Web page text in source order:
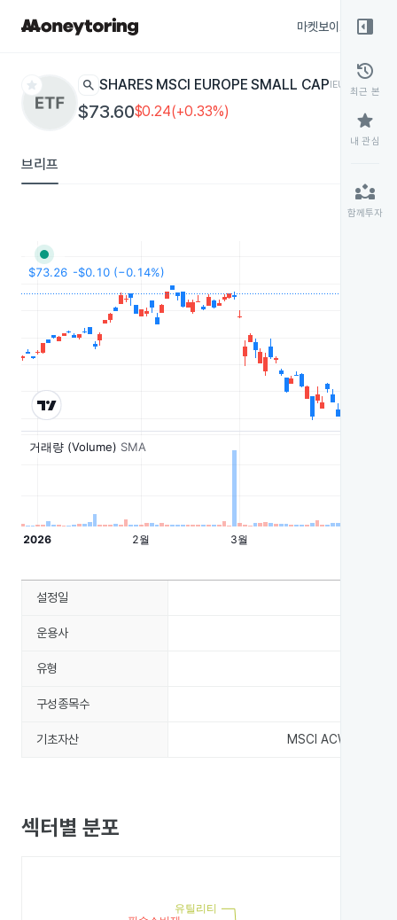
마켓보이스
star search ISHARES MSCI EUROPE SMALL CAPIEUS ETF
$73.60$0.24(+0.33%)
브리프
right_panel_open
history
최근 본
star
내 관심
partner_exchange
함께투자